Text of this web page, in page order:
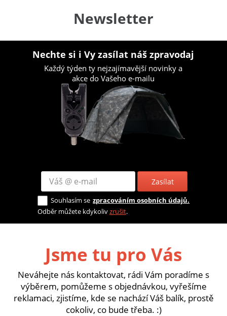
Newsletter
Nechte si i Vy zasílat náš zpravodaj
Každý týden ty nejzajímavější novinky a
akce do Vašeho e-mailu
Zasílat
Souhlasím se zpracováním osobních údajů.
Odběr můžete kdykolivzrušit.
Jsme tu pro Vás
Neváhejte nás kontaktovat, rádi Vám poradíme s
výběrem, pomůžeme s objednávkou, vyřešíme
reklamaci, zjistíme, kde se nachází Váš balík, prostě
cokoliv, co bude třeba. :)